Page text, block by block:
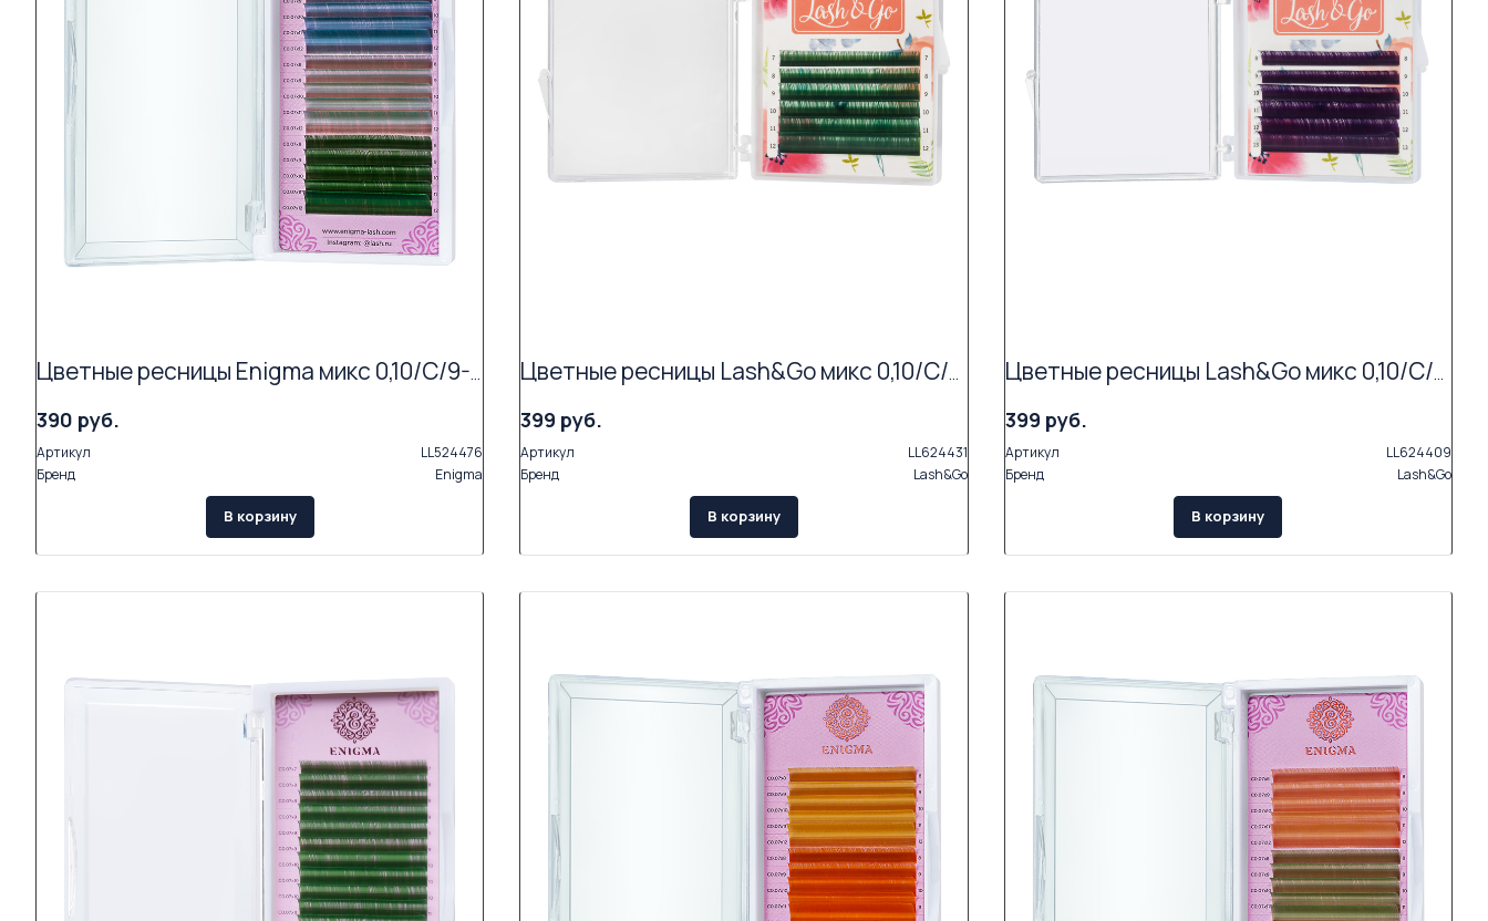
Цветные ресницы Enigma микс 0,10/C/9-13 mm "Wild tropics" (15 линий)
390 руб.
Артикул
LL524476
Бренд
Enigma
В корзину
Цветные ресницы Lash&Go микс 0,10/C/7-12 mm "Зеленый" (6 линий)
399 руб.
Артикул
LL624431
Бренд
Lash&Go
В корзину
Цветные ресницы Lash&Go микс 0,10/C/7-12 mm "Фиолетовый" (6 линий)
399 руб.
Артикул
LL624409
Бренд
Lash&Go
В корзину